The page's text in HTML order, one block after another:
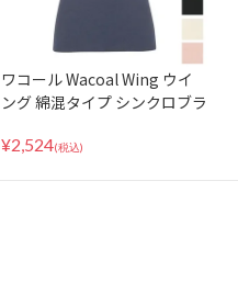
ワコール Wacoal Wing ウイ
ング 綿混タイプ シンクロブラ
インナー ET1032
¥2,524(税込)